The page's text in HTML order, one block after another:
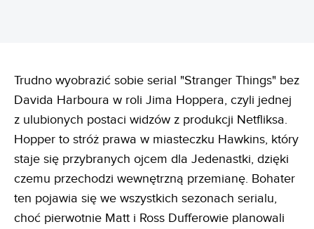
Trudno wyobrazić sobie serial "Stranger Things" bez
Davida Harboura w roli Jima Hoppera, czyli jednej
z ulubionych postaci widzów z produkcji Netfliksa.
Hopper to stróż prawa w miasteczku Hawkins, który
staje się przybranych ojcem dla Jedenastki, dzięki
czemu przechodzi wewnętrzną przemianę. Bohater
ten pojawia się we wszystkich sezonach serialu,
choć pierwotnie Matt i Ross Dufferowie planowali